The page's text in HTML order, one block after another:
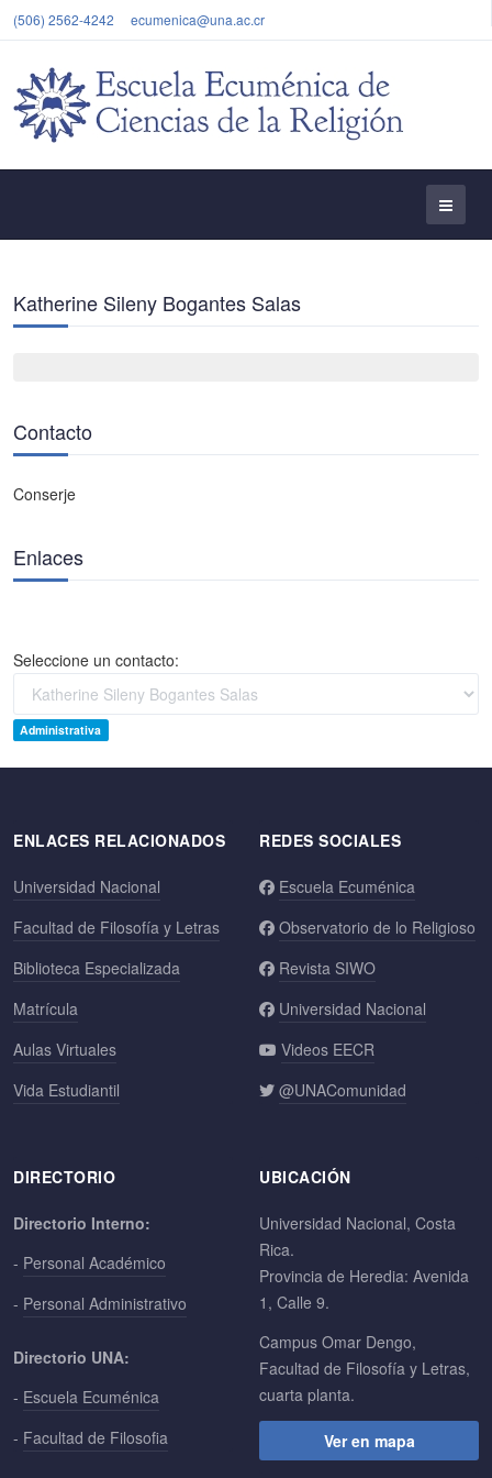
(506) 2562-4242 ecumenica@una.ac.cr
Katherine Sileny Bogantes Salas
Contacto
Conserje
Enlaces
Seleccione un contacto:
Administrativa
ENLACES RELACIONADOS
Universidad Nacional
Facultad de Filosofía y Letras
Biblioteca Especializada
Matrícula
Aulas Virtuales
Vida Estudiantil
REDES SOCIALES
Escuela Ecuménica
Observatorio de lo Religioso
Revista SIWO
Universidad Nacional
Videos EECR
@UNAComunidad
DIRECTORIO
Directorio Interno:
- Personal Académico
- Personal Administrativo
Directorio UNA:
- Escuela Ecuménica
- Facultad de Filosofia
UBICACIÓN
Universidad Nacional, Costa
Rica.
Provincia de Heredia: Avenida
1, Calle 9.
Campus Omar Dengo,
Facultad de Filosofía y Letras,
cuarta planta.
Ver en mapa